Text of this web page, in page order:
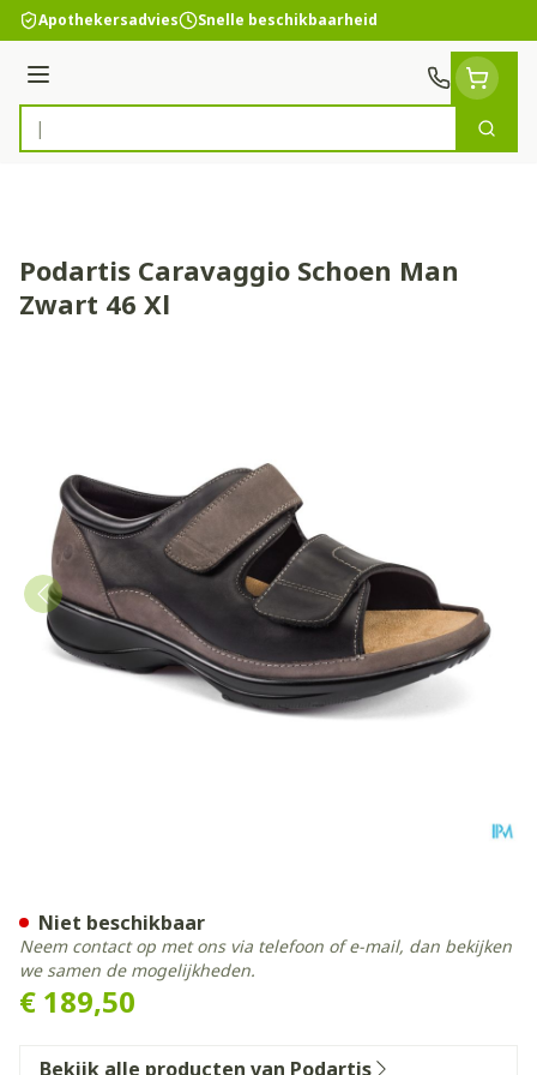
Ga naar de inhoud
Apothekersadvies Snelle beschikbaarheid
Menu
Product, merk, categorie...
Zoek
Podartis Caravaggio Schoen Man
Zwart 46 Xl
€ 189,50
Niet beschikbaar
Neem contact op met ons via telefoon of e-mail, dan bekijken
we samen de mogelijkheden.
Bekijk alle producten van Podartis